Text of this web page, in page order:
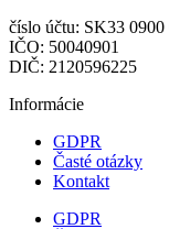
číslo účtu: SK33 0900
IČO: 50040901
DIČ: 2120596225
Informácie
GDPR
Časté otázky
Kontakt
GDPR